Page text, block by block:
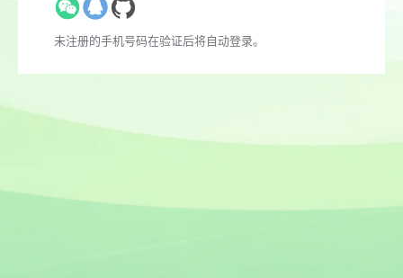
未注册的手机号码在验证后将自动登录。